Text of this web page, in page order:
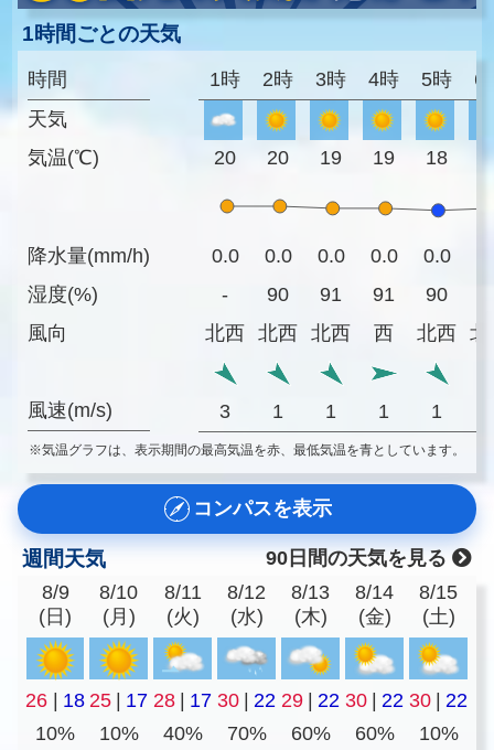
1時間ごとの天気
時間
天気
気温(℃)
降水量(mm/h)
湿度(%)
風向
風速(m/s)
1時 2時 3時 4時 5時 6
20 20 19 19 18
0.0 0.0 0.0 0.0 0.0
-
90 91 91 90
北西
北西 北西 西 北西 北
3 1 1 1 1
※気温グラフは、表示期間の最高気温を赤、最低気温を青としています。
コンパスを表示
週間天気
90日間の天気を見る
8/9
(日)
8/10
(月)
8/11
(火)
8/12
(水)
8/13
(木)
8/14
(金)
8/15
(土)
26 18 25 17 28 17 30 22 29 22 30 22 30
22
10%
10% 40% 70% 60% 60% 10%